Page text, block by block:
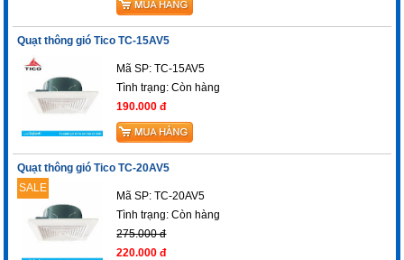
Quạt thông gió Tico TC-15AV5
Mã SP: TC-15AV5
Tình trạng:Còn hàng
190.000 đ
Quạt thông gió Tico TC-20AV5
SALE
Mã SP: TC-20AV5
Tình trạng:Còn hàng
275.000 đ
220.000 đ